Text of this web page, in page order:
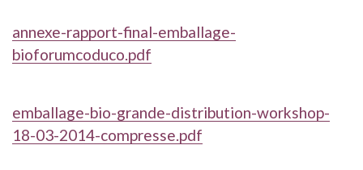
annexe-rapport-final-emballage-
bioforumcoduco.pdf
emballage-bio-grande-distribution-workshop-
18-03-2014-compresse.pdf